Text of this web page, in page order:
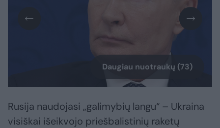
Daugiau nuotraukų (73)
Rusija naudojasi „galimybių langu“ – Ukraina
visiškai išeikvojo priešbalistinių raketų